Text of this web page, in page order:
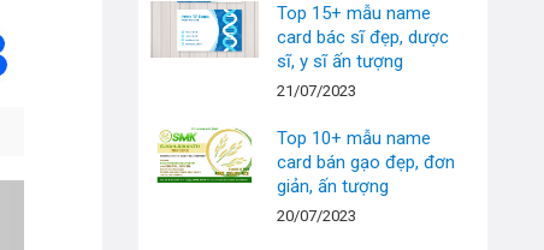
Top 15+ mẫu name
card bác sĩ đẹp, dược
sĩ, y sĩ ấn tượng
21/07/2023
Top 10+ mẫu name
card bán gạo đẹp, đơn
giản, ấn tượng
20/07/2023